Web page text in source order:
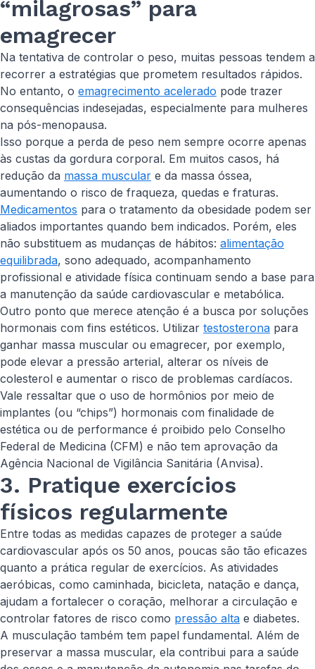
“milagrosas” para
emagrecer
Na tentativa de controlar o peso, muitas pessoas tendem a
recorrer a estratégias que prometem resultados rápidos.
No entanto, o emagrecimento acelerado pode trazer
consequências indesejadas, especialmente para mulheres
na pós-menopausa.
Isso porque a perda de peso nem sempre ocorre apenas
às custas da gordura corporal. Em muitos casos, há
redução da massa muscular e da massa óssea,
aumentando o risco de fraqueza, quedas e fraturas.
Medicamentos para o tratamento da obesidade podem ser
aliados importantes quando bem indicados. Porém, eles
não substituem as mudanças de hábitos: alimentação
equilibrada, sono adequado, acompanhamento
profissional e atividade física continuam sendo a base para
a manutenção da saúde cardiovascular e metabólica.
Outro ponto que merece atenção é a busca por soluções
hormonais com fins estéticos. Utilizar testosterona para
ganhar massa muscular ou emagrecer, por exemplo,
pode elevar a pressão arterial, alterar os níveis de
colesterol e aumentar o risco de problemas cardíacos.
Vale ressaltar que o uso de hormônios por meio de
implantes (ou “chips”) hormonais com finalidade de
estética ou de performance é proibido pelo Conselho
Federal de Medicina (CFM) e não tem aprovação da
Agência Nacional de Vigilância Sanitária (Anvisa).
3. Pratique exercícios
físicos regularmente
Entre todas as medidas capazes de proteger a saúde
cardiovascular após os 50 anos, poucas são tão eficazes
quanto a prática regular de exercícios. As atividades
aeróbicas, como caminhada, bicicleta, natação e dança,
ajudam a fortalecer o coração, melhorar a circulação e
controlar fatores de risco como pressão alta e diabetes.
A musculação também tem papel fundamental. Além de
preservar a massa muscular, ela contribui para a saúde